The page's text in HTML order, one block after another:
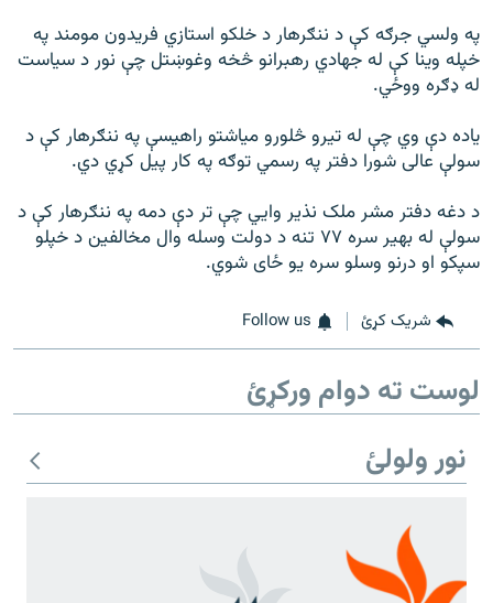
Gandhara
موږ وڅارئ
په ولسي جرګه کې د ننګرهار د خلکو استازي فريدون مومند په
خپله وينا کې له جهادي رهبرانو څخه وغوښتل چې نور د سياست
له ډګره ووځي.
ياده دې وي چې له تيرو څلورو مياشتو راهيسې په ننګرهار کې د
سولې عالى شورا دفتر په رسمي توګه په کار پيل کړي دي.
د دغه دفتر مشر ملک نذير وايي چې تر دې دمه په ننګرهار کې د
سولې له بهير سره ٧٧ تنه د دولت وسله وال مخالفين د خپلو
سپکو او درنو وسلو سره يو ځاى شوي.
شریک کړئ Follow us
لوست ته دوام ورکړئ
نور ولولئ